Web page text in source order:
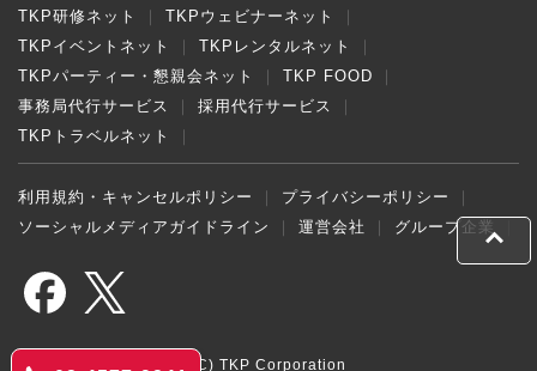
TKP研修ネット
TKPウェビナーネット
TKPイベントネット
TKPレンタルネット
TKPパーティー・懇親会ネット
TKP FOOD
事務局代行サービス
採用代行サービス
TKPトラベルネット
利用規約・キャンセルポリシー
プライバシーポリシー
ソーシャルメディアガイドライン
運営会社 グループ企業
(C) TKP Corporation